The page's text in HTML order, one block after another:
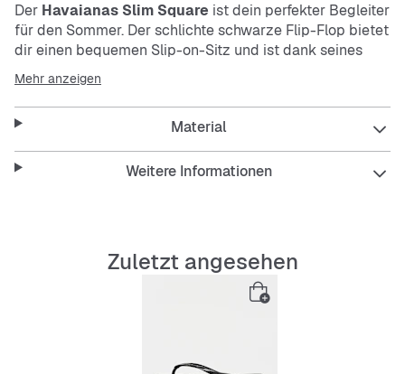
Der Havaianas Slim Square ist dein perfekter Begleiter
für den Sommer. Der schlichte schwarze Flip-Flop bietet
dir einen bequemen Slip-on-Sitz und ist dank seines
glatten Materials schnell trocknend und wasserdicht.
Strapazierfähig und leicht, passt er zu jedem
entspannten Look.
Features:
Schlichter, schwarzer Flip-Flop
Mehr anzeigen
Material
Weitere Informationen
Zuletzt angesehen